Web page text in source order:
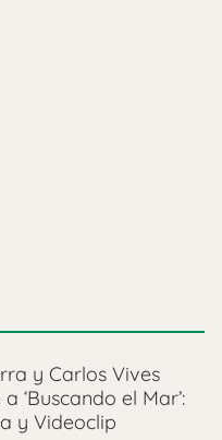
y Carlos Vives
‘Buscando el Mar’:
y Videoclip